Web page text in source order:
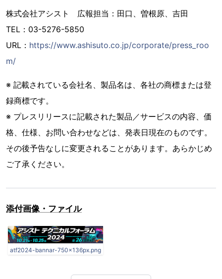
株式会社アシスト 広報担当：田口、曽根原、吉田
TEL：03-5276-5850
URL： https://www.ashisuto.co.jp/corporate/press_roo
m/
※ 記載されている会社名、製品名は、各社の商標または登
録商標です。
※ プレスリリースに記載された製品／サービスの内容、価
格、仕様、お問い合わせなどは、発表日現在のものです。
その後予告なしに変更されることがあります。あらかじめ
ご了承ください。
添付画像・ファイル
atf2024-bannar-750x136px.png